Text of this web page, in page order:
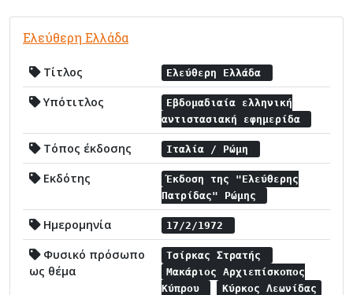
Ελεύθερη Ελλάδα
Τίτλος Ελεύθερη Ελλάδα
Υπότιτλος
Εβδομαδιαία ελληνική
αντιστασιακή εφημερίδα
Τόπος έκδοσης Ιταλία / Ρώμη
Εκδότης
Έκδοση της "Ελεύθερης
Πατρίδας" Ρώμης
Ημερομηνία 17/2/1972
Φυσικό πρόσωπο
ως θέμα
Τσίρκας Στρατής
Μακάριος Αρχιεπίσκοπος
Κύπρου
Κύρκος Λεωνίδας